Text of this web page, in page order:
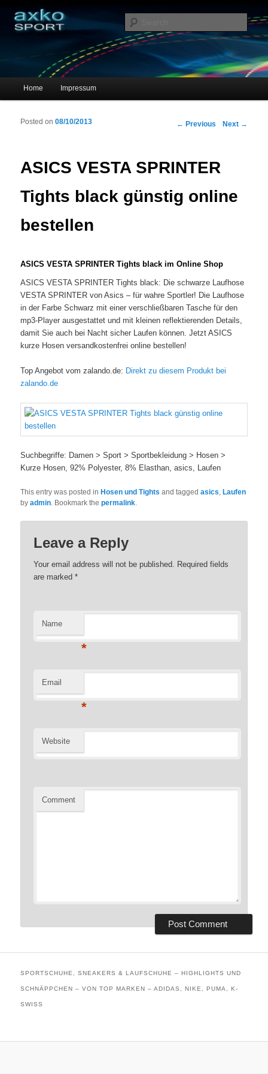
axko-sport – Sportschuhe online
Main menu
Skip to primary content
Skip to secondary content
Home Impressum
Post navigation
← Previous Next →
ASICS VESTA SPRINTER
Tights black günstig online
bestellen
Posted on08/10/2013
ASICS VESTA SPRINTER Tights black im Online Shop
ASICS VESTA SPRINTER Tights black: Die schwarze Laufhose
VESTA SPRINTER von Asics – für wahre Sportler! Die Laufhose
in der Farbe Schwarz mit einer verschließbaren Tasche für den
mp3-Player ausgestattet und mit kleinen reflektierenden Details,
damit Sie auch bei Nacht sicher Laufen können. Jetzt ASICS
kurze Hosen versandkostenfrei online bestellen!
Top Angebot vom zalando.de: Direkt zu diesem Produkt bei
zalando.de
Suchbegriffe: Damen > Sport > Sportbekleidung > Hosen >
Kurze Hosen, 92% Polyester, 8% Elasthan, asics, Laufen
This entry was posted inHosen und Tights and taggedasics,Laufen
byadmin. Bookmark thepermalink.
Leave a Reply
Your email address will not be published. Required fields
are marked*
Name
*
Email
*
Website
Comment
SPORTSCHUHE, SNEAKERS & LAUFSCHUHE – HIGHLIGHTS UND
SCHNÄPPCHEN – VON TOP MARKEN – ADIDAS, NIKE, PUMA, K-
SWISS